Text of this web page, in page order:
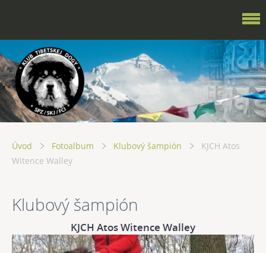
Úvod Fotoalbum Klubový šampión
KJCH Atos
Witence Walley
Klubový šampión
KJCH Atos Witence Walley